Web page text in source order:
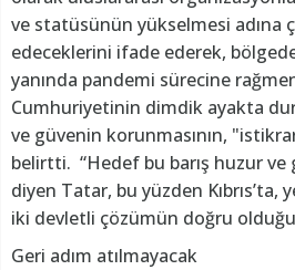
ve statüsünün yükselmesi adına
edeceklerini ifade ederek,
yanında pandemi sürecine
Cumhuriyetinin dimdik ayakta
ve güvenin korunmasının,
belirtti. “Hedef bu barış huzur ve
diyen Tatar, bu yüzden
iki devletli çözümün doğru
Geri adım atılmayacak